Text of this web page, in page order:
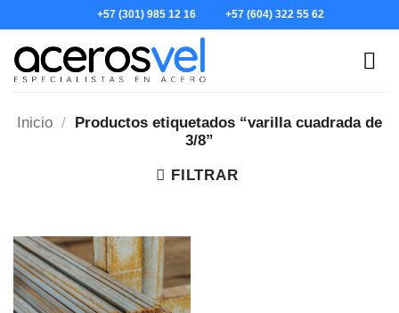
to
content
+57 (301) 985 12 16 +57 (604) 322 55 62
Inicio / Productos etiquetados “varilla cuadrada de
3/8”
FILTRAR